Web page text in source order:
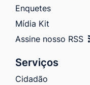
Enquetes
Mídia Kit
Assine nosso RSS
Serviços
Cidadão